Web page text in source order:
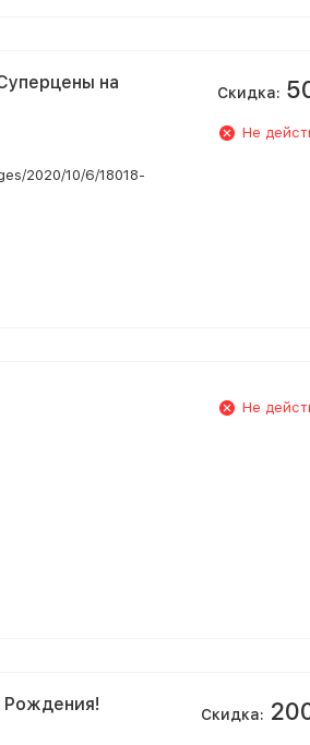
на
2020/10/6/18018-
Скидка:
Не
Не
Рождения! Скидка: